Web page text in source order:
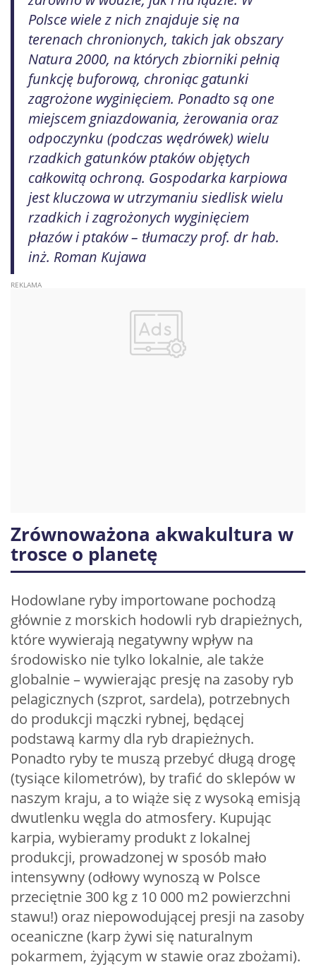
Polsce wiele z nich znajduje się na
terenach chronionych, takich jak obszary
Natura 2000, na których zbiorniki pełnią
funkcję buforową, chroniąc gatunki
zagrożone wyginięciem. Ponadto są one
miejscem gniazdowania, żerowania oraz
odpoczynku (podczas wędrówek) wielu
rzadkich gatunków ptaków objętych
całkowitą ochroną. Gospodarka karpiowa
jest kluczowa w utrzymaniu siedlisk wielu
rzadkich i zagrożonych wyginięciem
płazów i ptaków – tłumaczy prof. dr hab.
inż. Roman Kujawa
Zrównoważona akwakultura w
trosce o planetę
Hodowlane ryby importowane pochodzą
głównie z morskich hodowli ryb drapieżnych,
które wywierają negatywny wpływ na
środowisko nie tylko lokalnie, ale także
globalnie – wywierając presję na zasoby ryb
pelagicznych (szprot, sardela), potrzebnych
do produkcji mączki rybnej, będącej
podstawą karmy dla ryb drapieżnych.
Ponadto ryby te muszą przebyć długą drogę
(tysiące kilometrów), by trafić do sklepów w
naszym kraju, a to wiąże się z wysoką emisją
dwutlenku węgla do atmosfery. Kupując
karpia, wybieramy produkt z lokalnej
produkcji, prowadzonej w sposób mało
intensywny (odłowy wynoszą w Polsce
przeciętnie 300 kg z 10 000 m2 powierzchni
stawu!) oraz niepowodującej presji na zasoby
oceaniczne (karp żywi się naturalnym
pokarmem, żyjącym w stawie oraz zbożami).